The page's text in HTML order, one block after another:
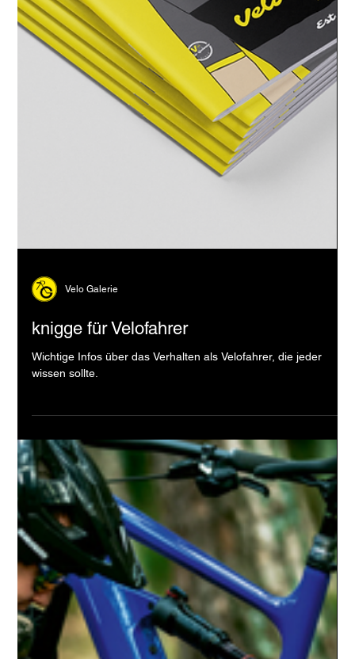
Velo Galerie
knigge für Velofahrer
Wichtige Infos über das Verhalten als Velofahrer, die jeder
wissen sollte.